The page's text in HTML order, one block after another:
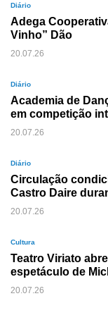
Diário
Adega
Vinho” Dão
20.07.26
Diário
Academia de
em competição
20.07.26
Diário
Circulação
Castro Daire
20.07.26
Cultura
Teatro Viriato
espetáculo de
20.07.26